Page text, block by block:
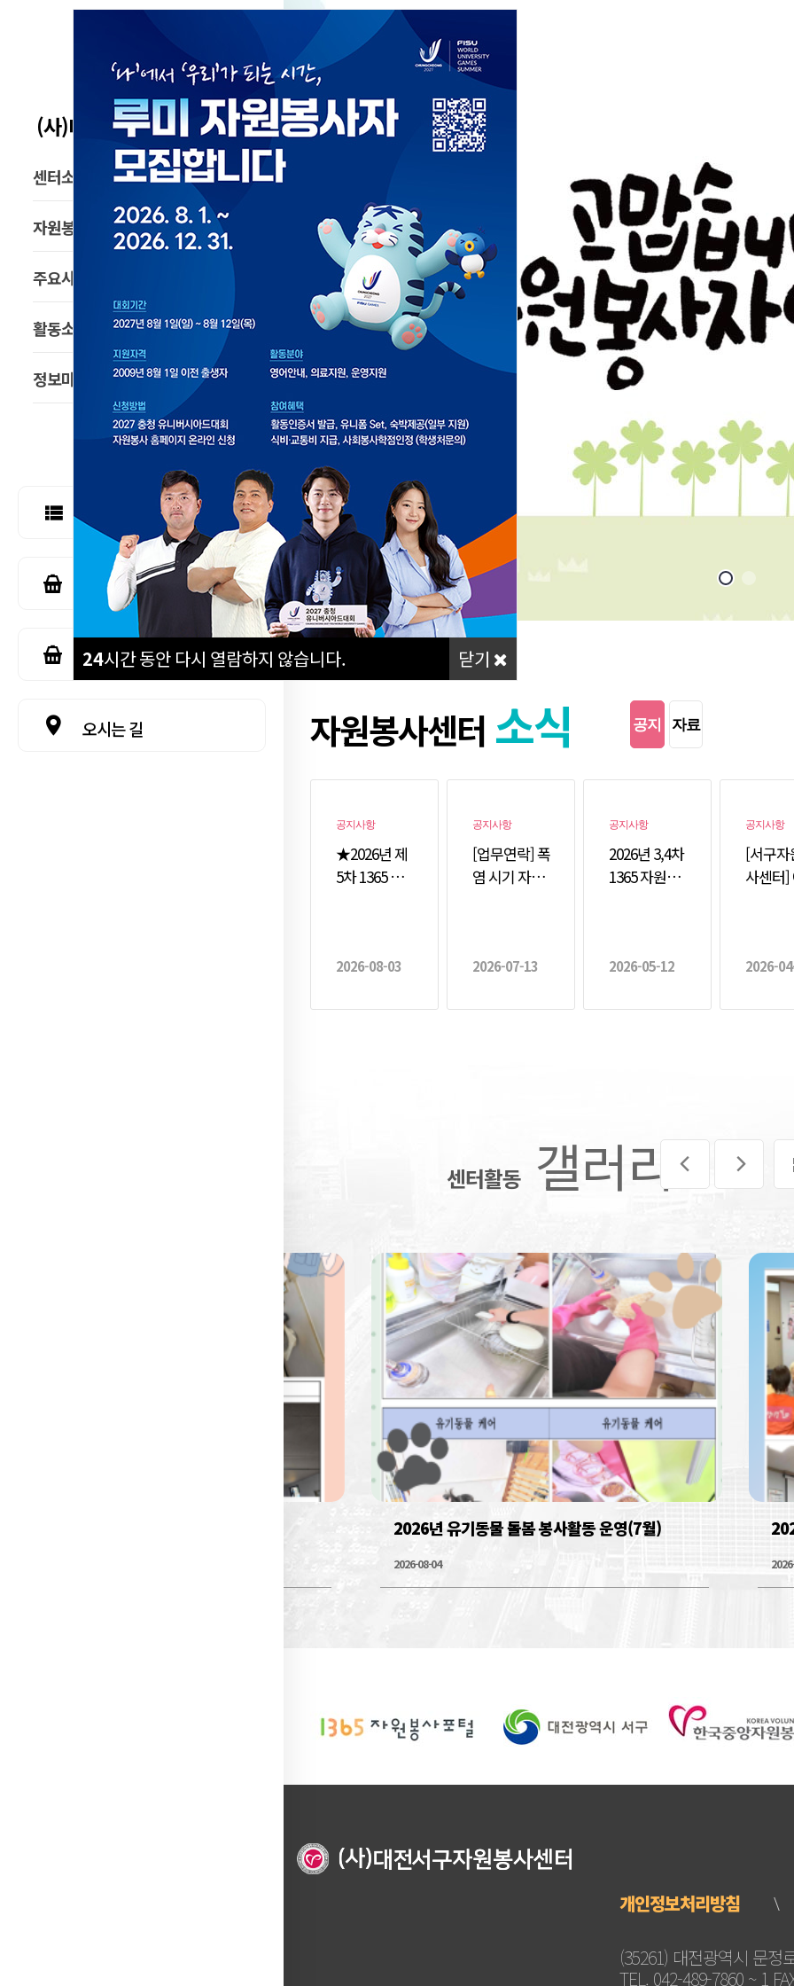
(사)대전서구자원봉사센터
센터소개
자원봉사란
주요사업
활동소식
정보마당
서식자료실
민간할인가맹점
공공시설할인가맹점
오시는 길
24시간 동안 다시 열람하지 않습니다. 닫기
자원봉사센터 소식 공지
공지사항
★2026년 제
5차 1365 자
2026-08-03
공지사항
[업무연락] 폭
염 시기 자원
2026-07-13
공지사항
2026년 3,4차
1365 자원봉
2026-05-12
공지사항
[서구자
사센터]
2026-
자료
센터활동 갤러리
2026년 유기동물 돌봄 봉사활동 운영(7월)
2026-08-04
개인정보처리방침
(35261) 대전광역시 문정
TEL. 042-489-7860 ~ 1